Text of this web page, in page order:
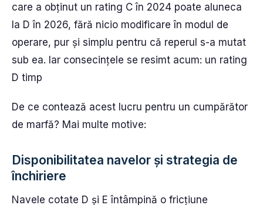
care a obținut un rating C în 2024 poate aluneca
la D în 2026, fără nicio modificare în modul de
operare, pur și simplu pentru că reperul s-a mutat
sub ea. Iar consecințele se resimt acum: un rating
D timp
De ce contează acest lucru pentru un cumpărător
de marfă? Mai multe motive:
Disponibilitatea navelor și strategia de
închiriere
Navele cotate D și E întâmpină o fricțiune